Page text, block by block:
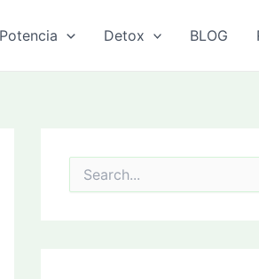
Potencia Detox BLOG